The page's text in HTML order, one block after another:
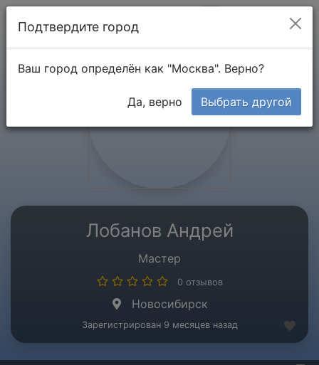
Лобанов Андрей
Мастер
0 отзывов
Новосибирск
Зарегистрирован 9 месяцев назад
Подтвердите город
Ваш город определён как "Москва". Верно?
Да, верно Выбрать другой